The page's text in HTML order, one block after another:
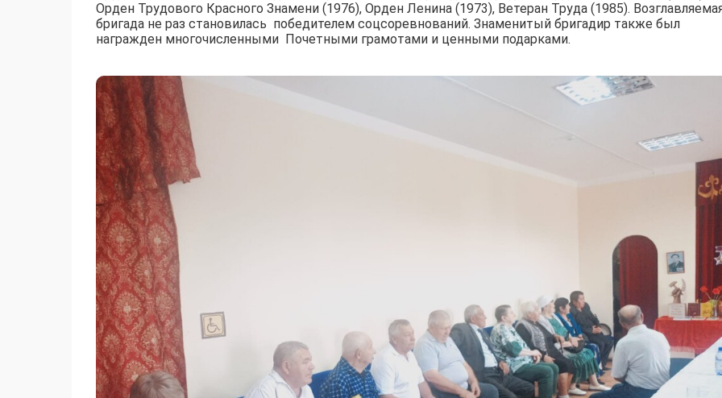
Орден Трудового Красного Знамени (1976), Орден Ленина (1973), Ветеран Труда (1985).
бригада не раз становилась победителем соцсоревнований. Знаменитый бригадир также был
награжден многочисленными Почетными грамотами и ценными подарками.